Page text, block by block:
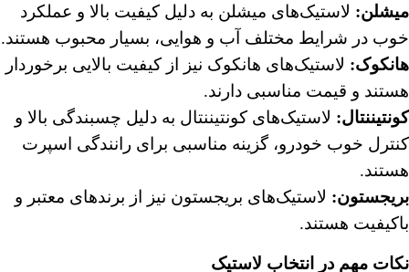
میشلن: لاستیک‌های میشلن به دلیل کیفیت بالا و عملکرد
خوب در شرایط مختلف آب و هوایی، بسیار محبوب هستند.
هانکوک: لاستیک‌های هانکوک نیز از کیفیت بالایی برخوردار
هستند و قیمت مناسبی دارند.
کونتیننتال: لاستیک‌های کونتیننتال به دلیل چسبندگی بالا و
کنترل خوب خودرو، گزینه مناسبی برای رانندگی اسپرت
هستند.
بریجستون: لاستیک‌های بریجستون نیز از برندهای معتبر و
باکیفیت هستند.
نکات مهم در انتخاب لاستیک